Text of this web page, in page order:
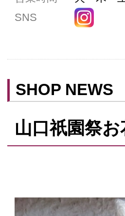
共用トイレ
女性用トイレ
禁煙
予約可
SNS
SHOP NEWS
山口祇園祭